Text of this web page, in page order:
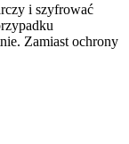
i szyfrować
Zamiast ochrony